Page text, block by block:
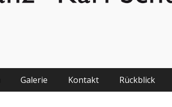
Galerie Kontakt Rückblick